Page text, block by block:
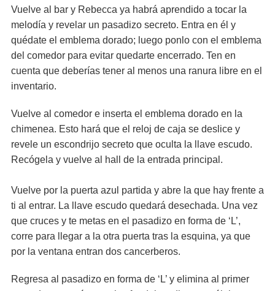
Vuelve al bar y Rebecca ya habrá aprendido a tocar la
melodía y revelar un pasadizo secreto. Entra en él y
quédate el emblema dorado; luego ponlo con el emblema
del comedor para evitar quedarte encerrado. Ten en
cuenta que deberías tener al menos una ranura libre en el
inventario.
Vuelve al comedor e inserta el emblema dorado en la
chimenea. Esto hará que el reloj de caja se deslice y
revele un escondrijo secreto que oculta la llave escudo.
Recógela y vuelve al hall de la entrada principal.
Vuelve por la puerta azul partida y abre la que hay frente a
ti al entrar. La llave escudo quedará desechada. Una vez
que cruces y te metas en el pasadizo en forma de ‘L’,
corre para llegar a la otra puerta tras la esquina, ya que
por la ventana entran dos cancerberos.
Regresa al pasadizo en forma de ‘L’ y elimina al primer